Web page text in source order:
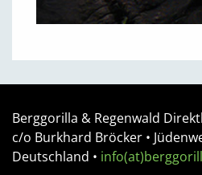
Berggorilla & Regenwald
c/o Burkhard Bröcker •
Deutschland •